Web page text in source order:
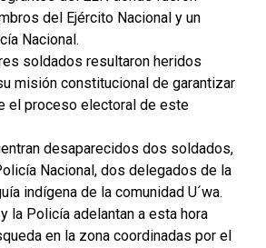
del Ejército Nacional y un
Nacional.
soldados resultaron heridos
misión constitucional de garantizar
el proceso electoral de este
desaparecidos dos soldados,
Nacional, dos delegados de la
indígena de la comunidad U´wa.
la Policía adelantan a esta hora
en la zona coordinadas por el